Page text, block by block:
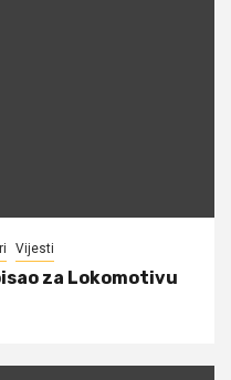
Vijesti
za Lokomotivu